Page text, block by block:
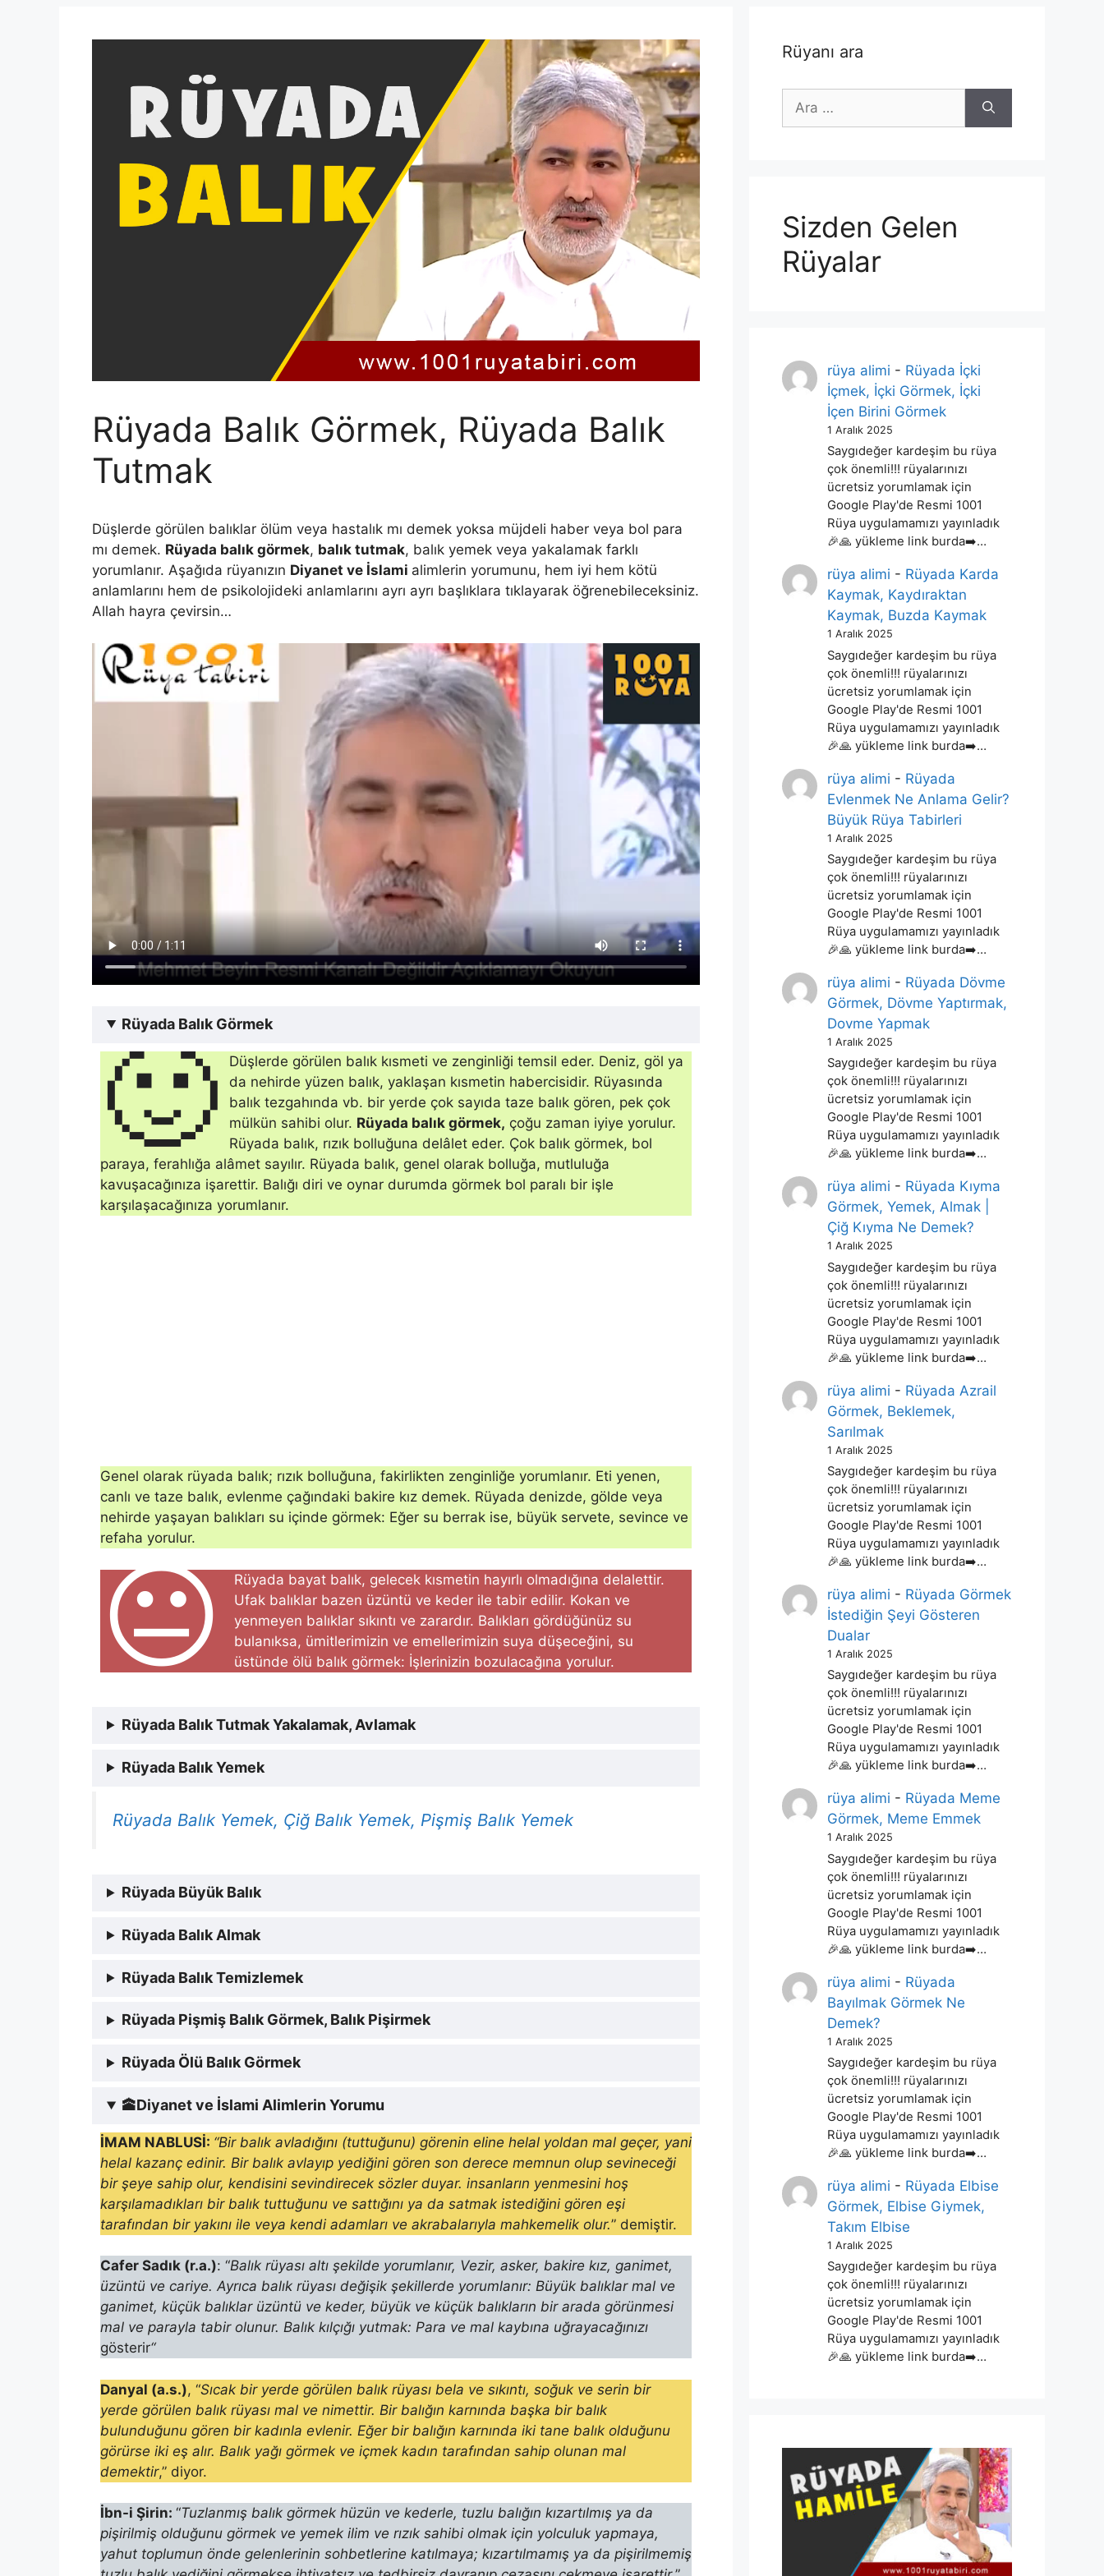
Rüyada Balık Görmek, Rüyada Balık
Tutmak
Düşlerde görülen balıklar ölüm veya hastalık mı demek yoksa müjdeli haber veya bol para
mı demek. Rüyada balık görmek, balık tutmak, balık yemek veya yakalamak farklı
yorumlanır. Aşağıda rüyanızın Diyanet ve İslami alimlerin yorumunu, hem iyi hem kötü
anlamlarını hem de psikolojideki anlamlarını ayrı ayrı başlıklara tıklayarak öğrenebileceksiniz.
Allah hayra çevirsin…
Rüyada Balık Görmek
🙂
Düşlerde görülen balık kısmeti ve zenginliği temsil eder. Deniz, göl ya
da ne­hirde yüzen balık, yaklaşan kısmetin habercisidir. Rüyasında
balık tezgahında vb. bir yerde çok sayıda taze balık gören, pek çok
mülkün sahibi olur. Rüyada balık görmek, çoğu zaman iyiye yorulur.
Rüyada balık, rızık bolluğuna delâlet eder. Çok balık görmek, bol
paraya, ferahlığa alâmet sayılır. Rüyada balık, genel olarak bolluğa, mutlu­luğa
kavuşacağınıza işarettir. Balığı diri ve oynar durumda görmek bol paralı bir işle
karşılaşacağınıza yorumlanır.
Genel olarak rüyada balık; rızık bolluğuna, fakirlikten zenginliğe yorumlanır. Eti yenen,
canlı ve taze balık, evlenme çağındaki bakire kız demek. Rüyada denizde, gölde veya
nehirde yaşayan balıkları su içinde görmek: Eğer su berrak ise, büyük servete, se­vince ve
refaha yorulur.
😐
Rüyada bayat balık, gelecek kısmetin ha­yırlı olmadığına delalettir.
Ufak balıklar bazen üzüntü ve keder ile tabir edilir. Kokan ve
yenmeyen balıklar sıkıntı ve zarardır. Balıkları gördüğünüz su
bulanıksa, ümitlerimizin ve emellerimi­zin suya düşeceğini, su
üstünde ölü balık görmek: İşleri­nizin bozulacağına yorulur.
Rüyada Balık Tutmak Yakalamak, Avlamak
Rüyada Balık Yemek
Rüyada Balık Yemek, Çiğ Balık Yemek, Pişmiş Balık Yemek
Rüyada Büyük Balık
Rüyada Balık Almak
Rüyada Balık Temizlemek
Rüyada Pişmiş Balık Görmek, Balık Pişirmek
Rüyada Ölü Balık Görmek
🕋Diyanet ve İslami Alimlerin Yorumu
İMAM NABLUSİ: “Bir balık avladığını (tuttuğunu) görenin eline helal yoldan mal geçer, yani
helal kazanç edinir. Bir balık avlayıp yediğini gören son derece mem­nun olup sevineceği
bir şeye sahip olur, kendisini sevindirecek sözler du­yar. insanların yenmesini hoş
karşılamadıkları bir balık tuttuğunu ve sattı­ğını ya da satmak istediğini gören eşi
tarafından bir yakını ile veya kendi adamları ve akrabalarıyla mahkemelik olur.” demiştir.
Cafer Sadık (r.a.): “Balık rüyası altı şekilde yorumlanır, Vezir, asker, bakire kız, ganimet,
üzüntü ve cariye. Ayrıca balık rüyası değişik şekillerde yorumlanır: Büyük balıklar mal ve
ganimet, küçük balıklar üzüntü ve keder, büyük ve küçük balıkların bir arada görünmesi
mal ve parayla tabir olunur. Balık kılçığı yutmak: Para ve mal kaybına uğ­rayacağınızı
gösterir“
Danyal (a.s.), “Sıcak bir yerde görülen balık rüyası bela ve sıkıntı, so­ğuk ve serin bir
yerde görülen balık rüyası mal ve nimettir. Bir balığın karnında başka bir balık
bulunduğunu gören bir kadınla ev­lenir. Eğer bir balığın karnında iki tane balık olduğunu
görürse iki eş alır. Balık yağı görmek ve içmek kadın tarafından sahip olunan mal
demektir,” diyor.
İbn-i Şirin: “Tuzlanmış balık görmek hüzün ve kederle, tuzlu balığın kızartılmış ya da
pişirilmiş olduğunu görmek ve yemek ilim ve rızık sahibi olmak için yolculuk yapmaya,
yahut toplumun önde gelenlerinin sohbetle­rine katılmaya; kızartılmamış ya da pişirilmemiş
Rüyanı ara
için
Sizden Gelen
Rüyalar
rüya alimi - Rüyada İçki
İçmek, İçki Görmek, İçki
İçen Birini Görmek
1 Aralık 2025
Saygıdeğer kardeşim bu rüya
çok önemli!!! rüyalarınızı
ücretsiz yorumlamak için
Google Play'de Resmi 1001
Rüya uygulamamızı yayınladık
🎉🙏 yükleme link burda➡️…
rüya alimi - Rüyada Karda
Kaymak, Kaydıraktan
Kaymak, Buzda Kaymak
1 Aralık 2025
Saygıdeğer kardeşim bu rüya
çok önemli!!! rüyalarınızı
ücretsiz yorumlamak için
Google Play'de Resmi 1001
Rüya uygulamamızı yayınladık
🎉🙏 yükleme link burda➡️…
rüya alimi - Rüyada
Evlenmek Ne Anlama Gelir?
Büyük Rüya Tabirleri
1 Aralık 2025
Saygıdeğer kardeşim bu rüya
çok önemli!!! rüyalarınızı
ücretsiz yorumlamak için
Google Play'de Resmi 1001
Rüya uygulamamızı yayınladık
🎉🙏 yükleme link burda➡️…
rüya alimi - Rüyada Dövme
Görmek, Dövme Yaptırmak,
Dovme Yapmak
1 Aralık 2025
Saygıdeğer kardeşim bu rüya
çok önemli!!! rüyalarınızı
ücretsiz yorumlamak için
Google Play'de Resmi 1001
Rüya uygulamamızı yayınladık
🎉🙏 yükleme link burda➡️…
rüya alimi - Rüyada Kıyma
Görmek, Yemek, Almak |
Çiğ Kıyma Ne Demek?
1 Aralık 2025
Saygıdeğer kardeşim bu rüya
çok önemli!!! rüyalarınızı
ücretsiz yorumlamak için
Google Play'de Resmi 1001
Rüya uygulamamızı yayınladık
🎉🙏 yükleme link burda➡️…
rüya alimi - Rüyada Azrail
Görmek, Beklemek,
Sarılmak
1 Aralık 2025
Saygıdeğer kardeşim bu rüya
çok önemli!!! rüyalarınızı
ücretsiz yorumlamak için
Google Play'de Resmi 1001
Rüya uygulamamızı yayınladık
🎉🙏 yükleme link burda➡️…
rüya alimi - Rüyada Görmek
İstediğin Şeyi Gösteren
Dualar
1 Aralık 2025
Saygıdeğer kardeşim bu rüya
çok önemli!!! rüyalarınızı
ücretsiz yorumlamak için
Google Play'de Resmi 1001
Rüya uygulamamızı yayınladık
🎉🙏 yükleme link burda➡️…
rüya alimi - Rüyada Meme
Görmek, Meme Emmek
1 Aralık 2025
Saygıdeğer kardeşim bu rüya
çok önemli!!! rüyalarınızı
ücretsiz yorumlamak için
Google Play'de Resmi 1001
Rüya uygulamamızı yayınladık
🎉🙏 yükleme link burda➡️…
rüya alimi - Rüyada
Bayılmak Görmek Ne
Demek?
1 Aralık 2025
Saygıdeğer kardeşim bu rüya
çok önemli!!! rüyalarınızı
ücretsiz yorumlamak için
Google Play'de Resmi 1001
Rüya uygulamamızı yayınladık
🎉🙏 yükleme link burda➡️…
rüya alimi - Rüyada Elbise
Görmek, Elbise Giymek,
Takım Elbise
1 Aralık 2025
Saygıdeğer kardeşim bu rüya
çok önemli!!! rüyalarınızı
ücretsiz yorumlamak için
Google Play'de Resmi 1001
Rüya uygulamamızı yayınladık
🎉🙏 yükleme link burda➡️…